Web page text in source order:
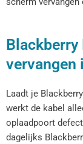
Blackberry
vervangen
Laadt je
werkt de kabel
oplaadpoort
dagelijks